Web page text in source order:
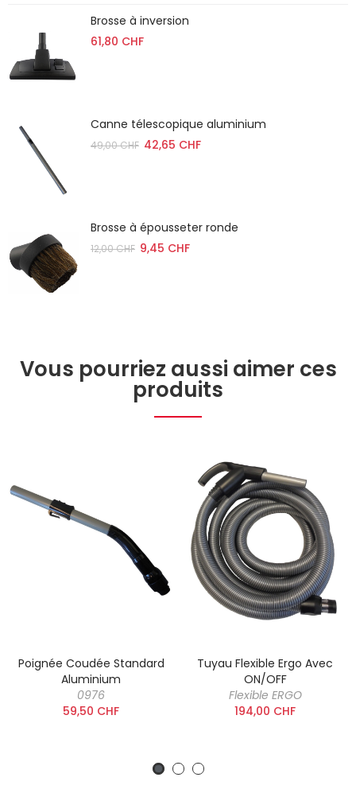
Brosse à inversion
61,80 CHF
Canne télescopique aluminium
49,00 CHF 42,65 CHF
Brosse à épousseter ronde
12,00 CHF 9,45 CHF
Vous pourriez aussi aimer ces
produits
Poignée Coudée Standard
Aluminium
0976
59,50 CHF
Tuyau Flexible Ergo Avec
ON/OFF
Flexible ERGO
194,00 CHF